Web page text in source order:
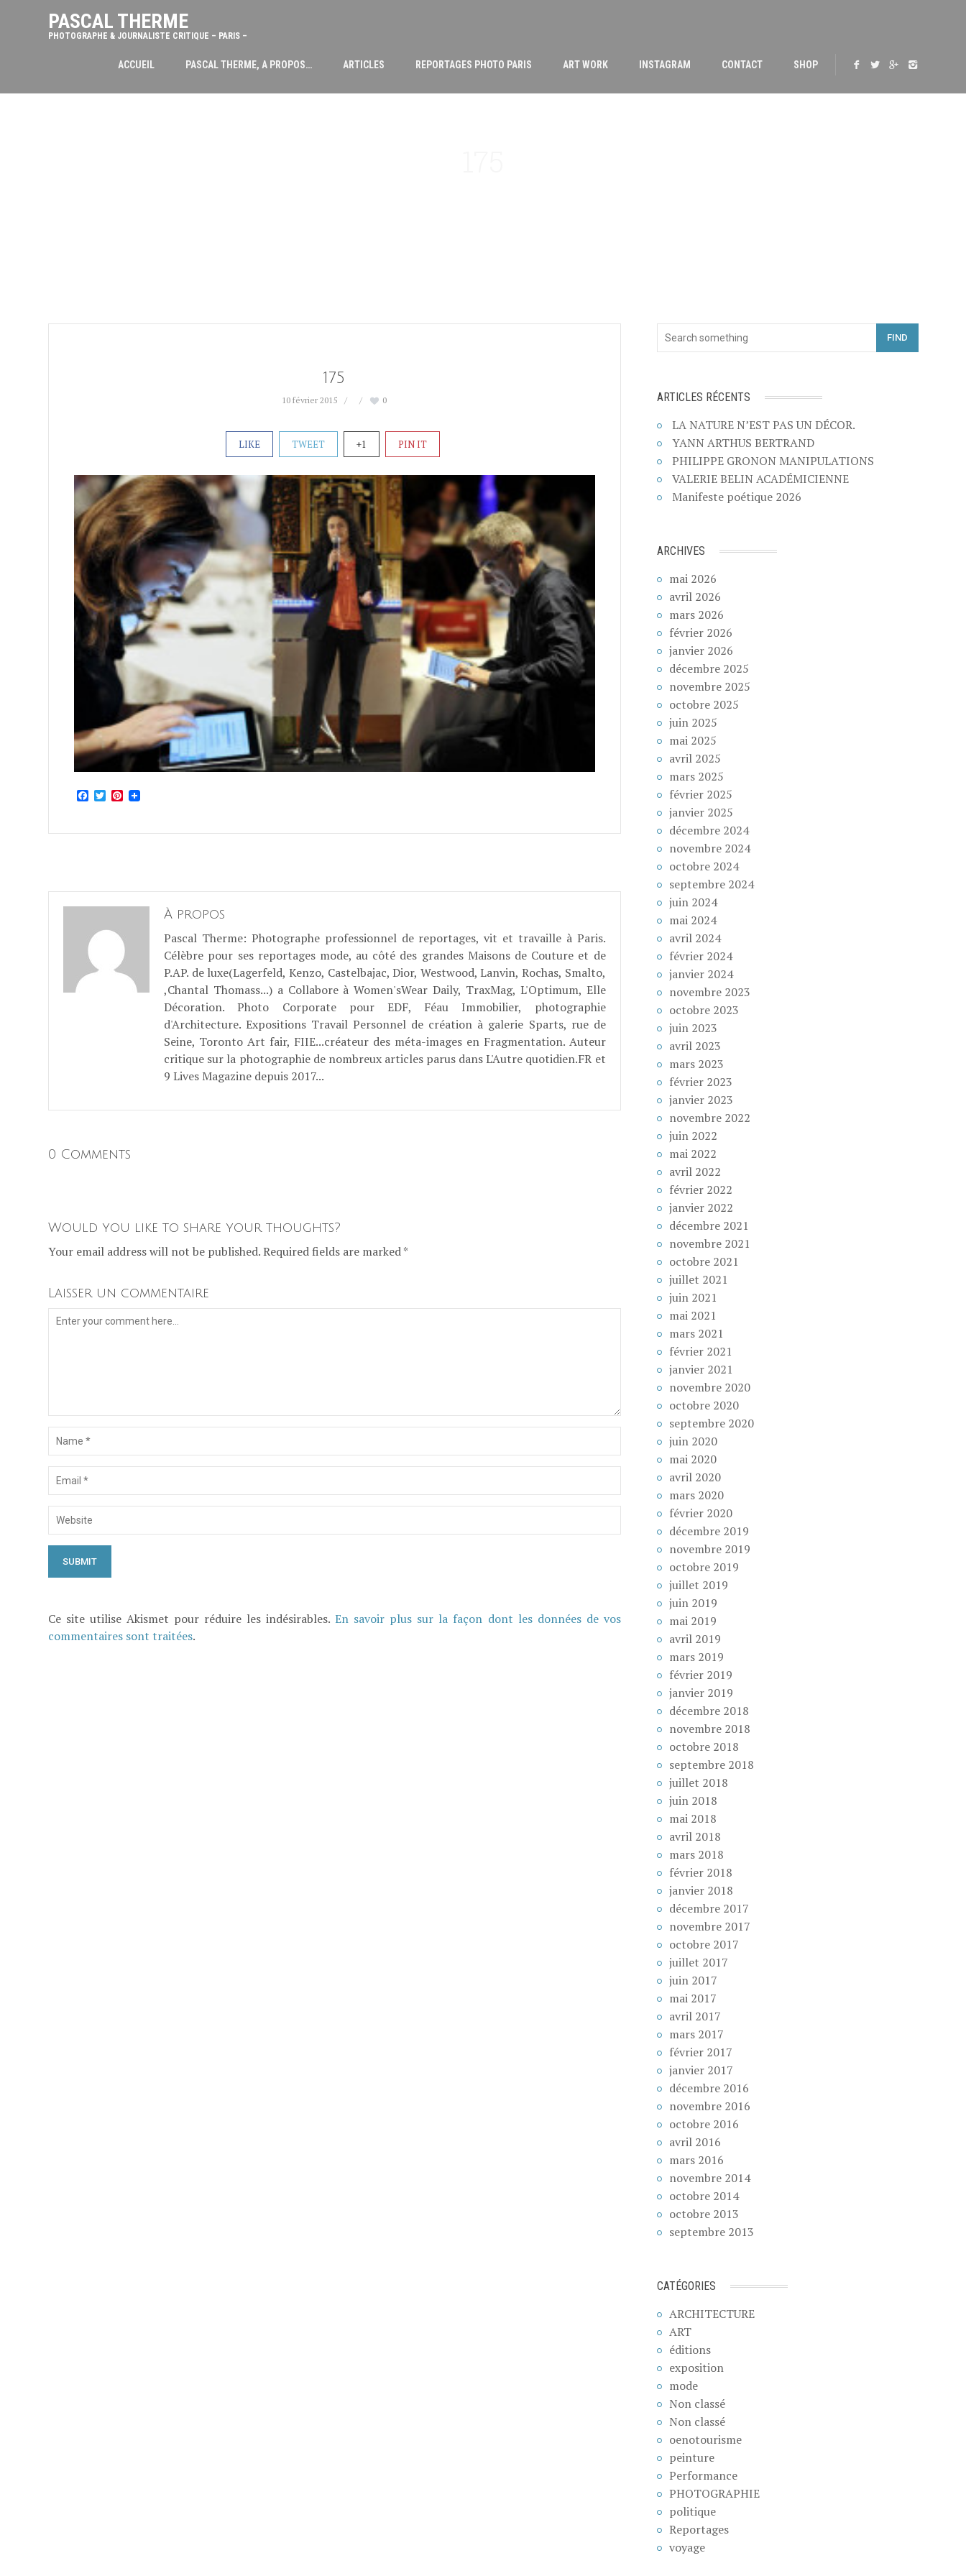
PASCAL THERME
PHOTOGRAPHE & JOURNALISTE CRITIQUE – PARIS –
ACCUEIL PASCAL THERME, A PROPOS… ARTICLES REPORTAGES PHOTO PARIS ART WORK INSTAGRAM CONTACT SHOP
175
10 février 2015 0
LIKE TWEET +1 PIN IT
Facebook
TwitterPinterest
À propos
Pascal Therme: Photographe professionnel de reportages, vit et travaille à Paris.
Célèbre pour ses reportages mode, au côté des grandes Maisons de Couture et de
P.AP. de luxe(Lagerfeld, Kenzo, Castelbajac, Dior, Westwood, Lanvin, Rochas, Smalto,
,Chantal Thomass...) a Collabore à Women'sWear Daily, TraxMag, L'Optimum, Elle
Décoration. Photo Corporate pour EDF, Féau Immobilier, photographie
d'Architecture. Expositions Travail Personnel de création à galerie Sparts, rue de
Seine, Toronto Art fair, FIIE...créateur des méta-images en Fragmentation. Auteur
critique sur la photographie de nombreux articles parus dans L'Autre quotidien.FR et
9 Lives Magazine depuis 2017...
0 Comments
Would you like to share your thoughts?
Your email address will not be published. Required fields are marked *
Laisser un commentaire
Ce site utilise Akismet pour réduire les indésirables.En savoir plus sur la façon dont les données de vos
commentaires sont traitées.
FIND
ARTICLES RÉCENTS
LA NATURE N’EST PAS UN DÉCOR.
YANN ARTHUS BERTRAND
PHILIPPE GRONON MANIPULATIONS
VALERIE BELIN ACADÉMICIENNE
Manifeste poétique 2026
ARCHIVES
mai 2026
avril 2026
mars 2026
février 2026
janvier 2026
décembre 2025
novembre 2025
octobre 2025
juin 2025
mai 2025
avril 2025
mars 2025
février 2025
janvier 2025
décembre 2024
novembre 2024
octobre 2024
septembre 2024
juin 2024
mai 2024
avril 2024
février 2024
janvier 2024
novembre 2023
octobre 2023
juin 2023
avril 2023
mars 2023
février 2023
janvier 2023
novembre 2022
juin 2022
mai 2022
avril 2022
février 2022
janvier 2022
décembre 2021
novembre 2021
octobre 2021
juillet 2021
juin 2021
mai 2021
mars 2021
février 2021
janvier 2021
novembre 2020
octobre 2020
septembre 2020
juin 2020
mai 2020
avril 2020
mars 2020
février 2020
décembre 2019
novembre 2019
octobre 2019
juillet 2019
juin 2019
mai 2019
avril 2019
mars 2019
février 2019
janvier 2019
décembre 2018
novembre 2018
octobre 2018
septembre 2018
juillet 2018
juin 2018
mai 2018
avril 2018
mars 2018
février 2018
janvier 2018
décembre 2017
novembre 2017
octobre 2017
juillet 2017
juin 2017
mai 2017
avril 2017
mars 2017
février 2017
janvier 2017
décembre 2016
novembre 2016
octobre 2016
avril 2016
mars 2016
novembre 2014
octobre 2014
octobre 2013
septembre 2013
CATÉGORIES
ARCHITECTURE
ART
éditions
exposition
mode
Non classé
Non classé
oenotourisme
peinture
Performance
PHOTOGRAPHIE
politique
Reportages
voyage